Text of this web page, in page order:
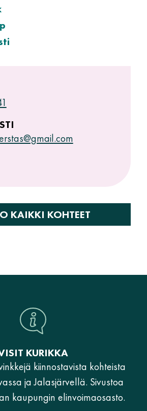
KAIKKI KOHTEET
KURIKKA
kiinnostavista kohteista
ja Jalasjärvellä. Sivustoa
kaupungin elinvoimaosasto.